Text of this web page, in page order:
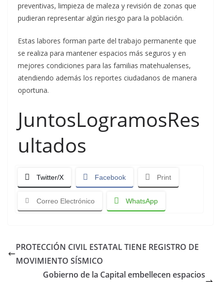
preventivas, limpieza de maleza y revisión de zonas que
pudieran representar algún riesgo para la población.
Estas labores forman parte del trabajo permanente que
se realiza para mantener espacios más seguros y en
mejores condiciones para las familias matehualenses,
atendiendo además los reportes ciudadanos de manera
oportuna.
JuntosLogramosRes
ultados
Twitter/X Facebook Print
Correo Electrónico WhatsApp
PROTECCIÓN CIVIL ESTATAL TIENE REGISTRO DE
MOVIMIENTO SÍSMICO
Gobierno de la Capital embellecen espacios